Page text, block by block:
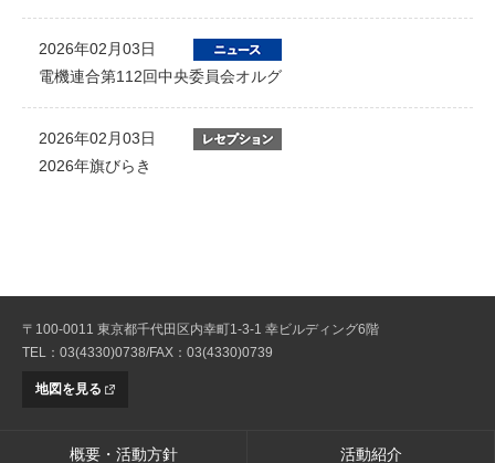
2026年02月03日
電機連合第112回中央委員会オルグ
2026年02月03日
2026年旗びらき
〒100-0011 東京都千代田区内幸町1-3-1 幸ビルディング6階
TEL：03(4330)0738/FAX：03(4330)0739
地図を見る
概要・活動方針 活動紹介